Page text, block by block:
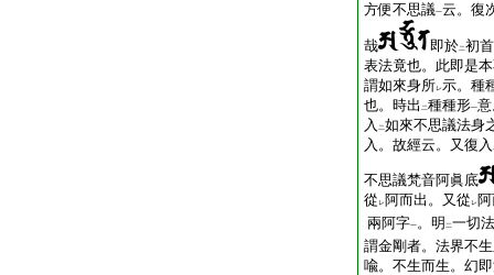
方便不思議一云。復
哉 即於二初首
表法竟也。此即是
謂如來身所レ示。種
也。時出 二種種形一
入 二如來不思議法身
入。故經云。又復入
不思議梵音阿眞底
從 レ阿而出。又從 レ
兩阿字一。明 二一切
謂金剛者。法界不
喩。不生而生。幻